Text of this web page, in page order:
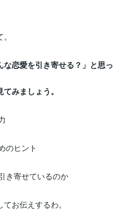
恋愛を引き寄せる？」と思っ
みましょう。
のヒント
き寄せているのか
お伝えするわ。